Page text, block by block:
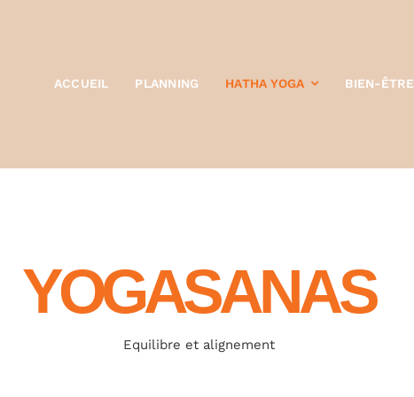
ACCUEIL PLANNING HATHA YOGA BIEN-ÊTRE
YOGASANAS
Equilibre et alignement